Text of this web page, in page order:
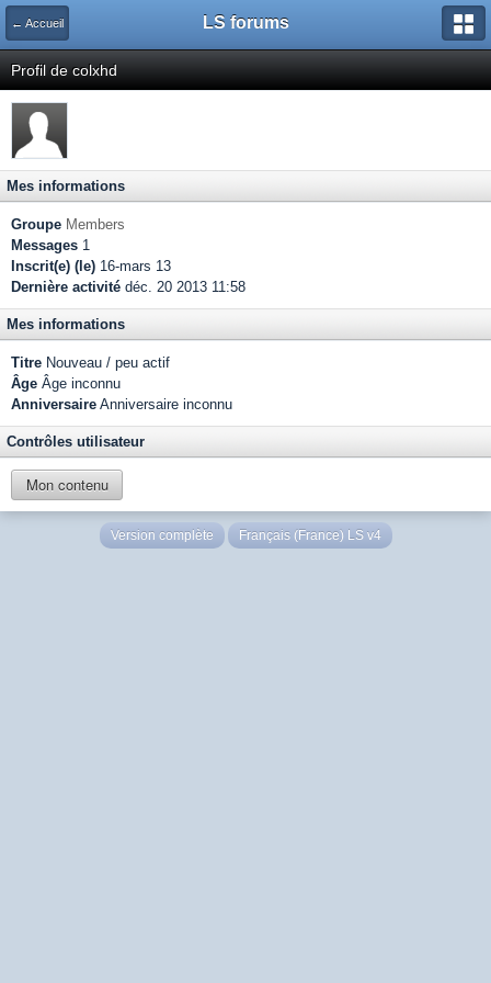
← Accueil LS forums
Profil de colxhd
Mes informations
Groupe Members
Messages 1
Inscrit(e) (le) 16-mars 13
Dernière activité déc. 20 2013 11:58
Mes informations
Titre Nouveau / peu actif
Âge Âge inconnu
Anniversaire Anniversaire inconnu
Contrôles utilisateur
Mon contenu
Version complète Français (France) LS v4